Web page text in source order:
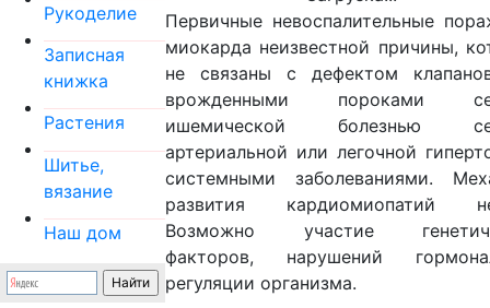
Рукоделие
Записная
книжка
Растения
Шитье,
вязание
Наш дом
Первичные невоспалительные
миокарда неизвестной причины,
не связаны с дефектом
врожденными пороками
ишемической болезнью
артериальной или легочной
системными заболеваниями.
развития кардиомиопатий
Возможно участие
факторов, нарушений
регуляции организма.